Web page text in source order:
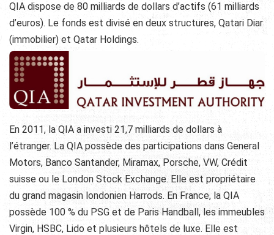
QIA dispose de 80 milliards de dollars d’actifs (61 milliards
d’euros). Le fonds est divisé en deux structures, Qatari Diar
(immobilier) et Qatar Holdings.
En 2011, la QIA a investi 21,7 milliards de dollars à
l’étranger. La QIA possède des participations dans General
Motors, Banco Santander, Miramax, Porsche, VW, Crédit
suisse ou le London Stock Exchange. Elle est propriétaire
du grand magasin londonien Harrods. En France, la QIA
possède 100 % du PSG et de Paris Handball, les immeubles
Virgin, HSBC, Lido et plusieurs hôtels de luxe. Elle est